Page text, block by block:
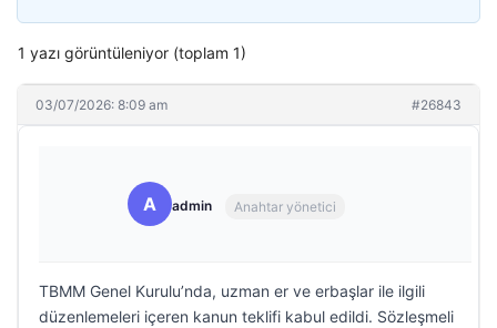
1 yazı görüntüleniyor (toplam 1)
03/07/2026: 8:09 am #26843
A admin Anahtar yönetici
TBMM Genel Kurulu’nda, uzman er ve erbaşlar ile ilgili
düzenlemeleri içeren kanun teklifi kabul edildi. Sözleşmeli